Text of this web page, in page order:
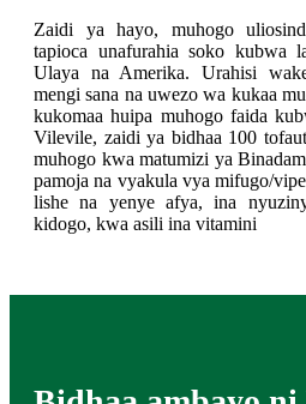
Zaidi ya hayo, muhogo
tapioca unafurahia soko kubwa
Ulaya na Amerika. Urahisi
mengi sana na uwezo wa kukaa
kukomaa huipa muhogo faida
Vilevile, zaidi ya bidhaa 100
muhogo kwa matumizi ya
pamoja na vyakula vya mifugo/
lishe na yenye afya, ina
kidogo, kwa asili ina vitamini